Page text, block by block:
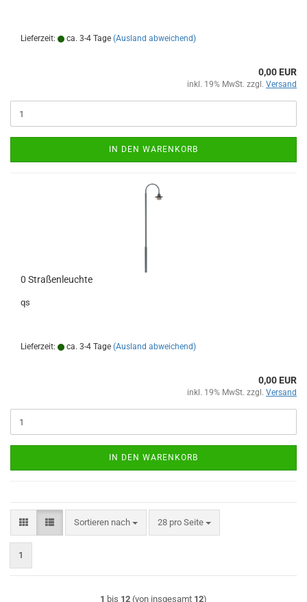
Lieferzeit: ca. 3-4 Tage (Ausland abweichend)
0,00 EUR
inkl. 19% MwSt. zzgl. Versand
IN DEN WARENKORB
0 Straßenleuchte
qs
Lieferzeit: ca. 3-4 Tage (Ausland abweichend)
0,00 EUR
inkl. 19% MwSt. zzgl. Versand
IN DEN WARENKORB
Sortieren nach
Sortieren nach 28 pro Seite
pro Seite
1
1 bis 12 (von insgesamt 12)